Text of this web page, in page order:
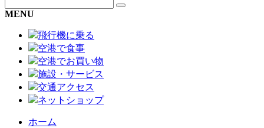
MENU
飛行機に乗る
空港で食事
空港でお買い物
施設・サービス
交通アクセス
ネットショップ
ホーム